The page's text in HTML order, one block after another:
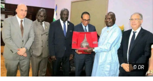
© DR